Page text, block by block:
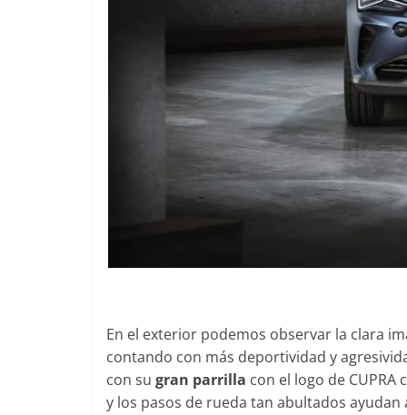
En el exterior podemos observar la clara
contando con más deportividad y
con su gran parrilla con el logo de
y los pasos de rueda tan abultados